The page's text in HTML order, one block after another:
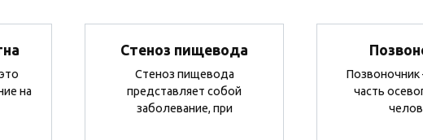
на
Стеноз пищевода
Стеноз пищевода
представляет собой
заболевание, при
часть